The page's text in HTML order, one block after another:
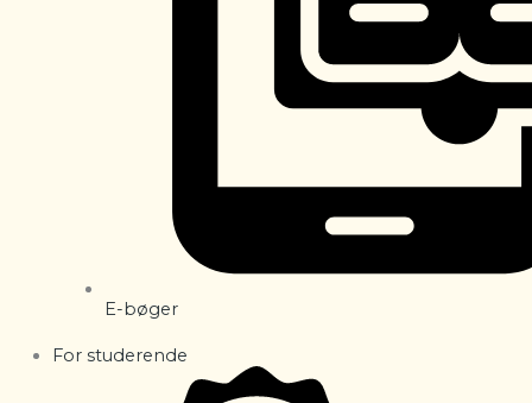
E-bøger
For studerende